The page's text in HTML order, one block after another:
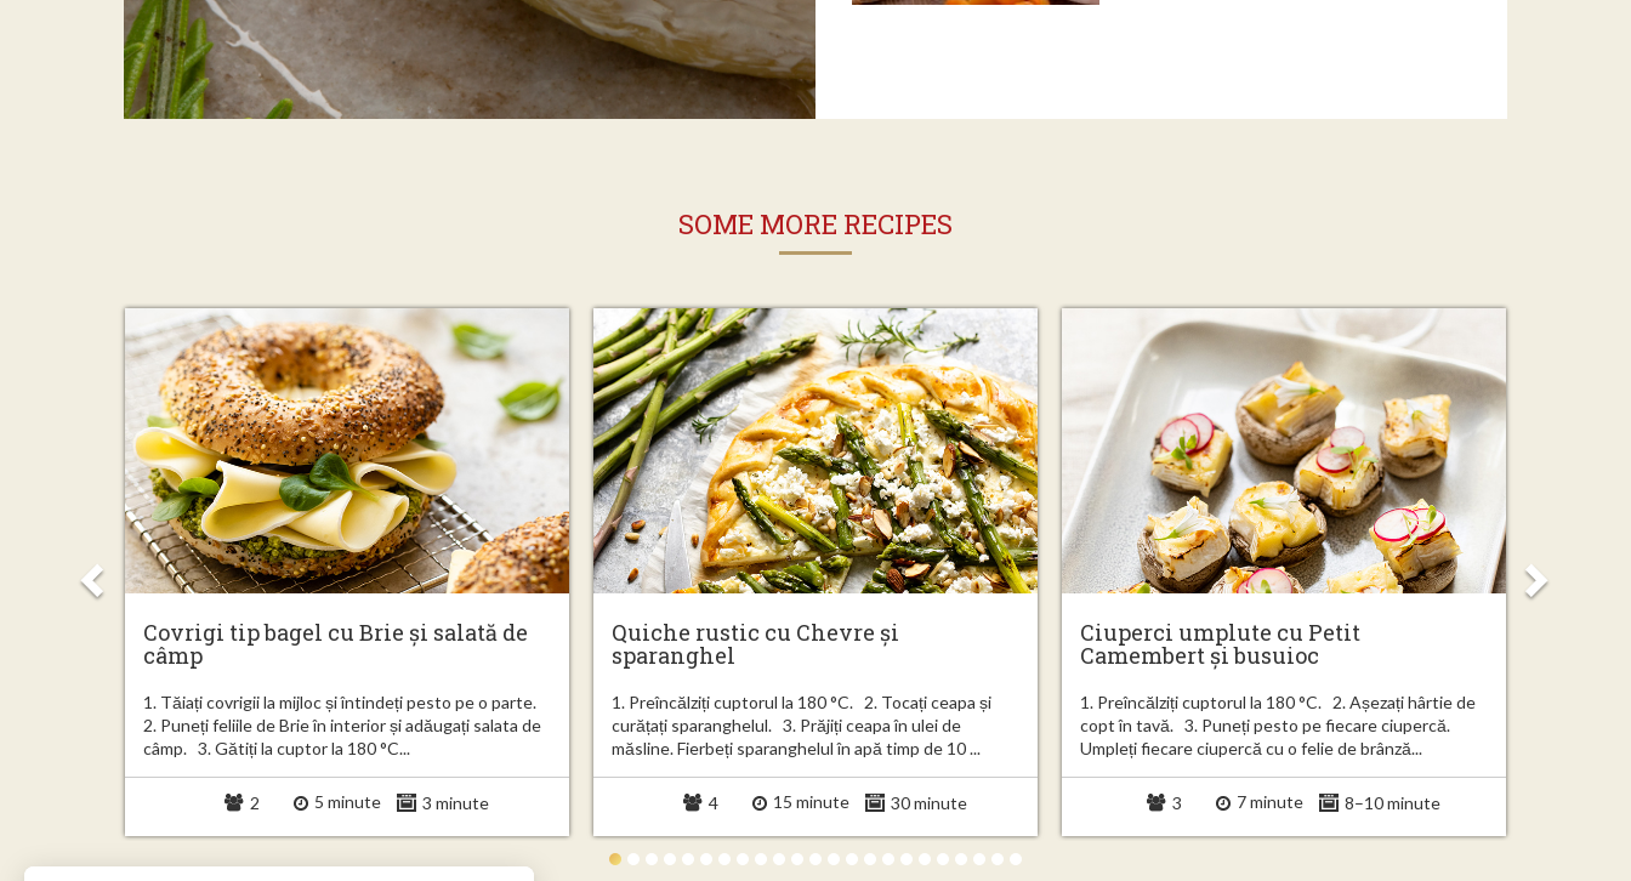
SOME MORE RECIPES
Covrigi tip bagel cu Brie și salată de
câmp
1. Tăiați covrigii la mijloc și întindeți pesto pe o parte.
2. Puneți feliile de Brie în interior și adăugați salata de
câmp. 3. Gătiți la cuptor la 180 °C...
2 5 minute 3 minute
Quiche rustic cu Chevre și
sparanghel
1. Preîncălziți cuptorul la 180 °C. 2. Tocați ceapa și
curățați sparanghelul. 3. Prăjiți ceapa în ulei de
măsline. Fierbeți sparanghelul în apă timp de 10 ...
4 15 minute 30 minute
Ciuperci umplute cu Petit
Camembert și busuioc
1. Preîncălziți cuptorul la 180 °C. 2. Așezați hârtie de
copt în tavă. 3. Puneți pesto pe fiecare ciupercă.
Umpleți fiecare ciupercă cu o felie de brânză...
3 7 minute 8–10 minute